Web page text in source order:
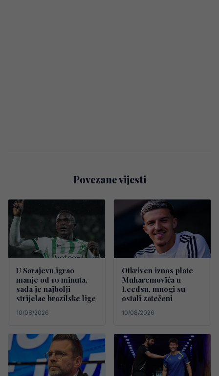
Povezane vijesti
U Sarajevu igrao
manje od 10 minuta,
sada je najbolji
strijelac brazilske lige
10/08/2026
Otkriven iznos plate
Muharemovića u
Leedsu, mnogi su
ostali zatečeni
10/08/2026